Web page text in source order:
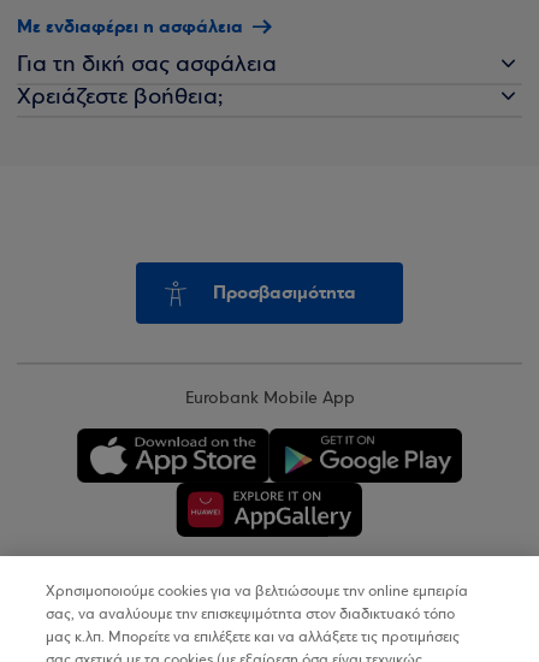
Με ενδιαφέρει η ασφάλεια
Για τη δική σας ασφάλεια
Χρειάζεστε βοήθεια;
Προσβασιμότητα
Eurobank Mobile App
Copyright © 2026
Χρησιμοποιούμε cookies για να βελτιώσουμε την online εμπειρία
σας, να αναλύουμε την επισκεψιμότητα στον διαδικτυακό τόπο
μας κ.λπ. Μπορείτε να επιλέξετε και να αλλάξετε τις προτιμήσεις